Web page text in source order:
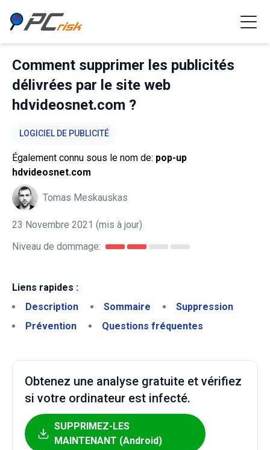
Comment supprimer les publicités
délivrées par le site web
hdvideosnet.com ?
LOGICIEL DE PUBLICITÉ
Également connu sous le nom de: pop-up
hdvideosnet.com
Tomas Meskauskas
23 Novembre 2021 (mis à jour)
Niveau de dommage:
Liens rapides :
Description
Sommaire
Suppression
Prévention
Questions fréquentes
Obtenez une analyse gratuite et vérifiez
si votre ordinateur est infecté.
SUPPRIMEZ-LES
MAINTENANT (Android)